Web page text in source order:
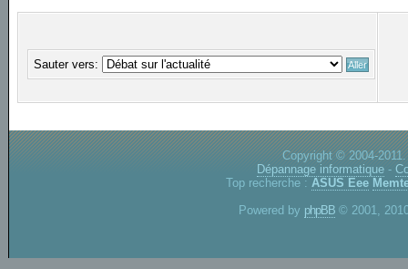
Sauter vers:
Copyright © 2004-
Dépannage informatique -
Top recherche : ASUS Eee
Powered by phpBB © 2001,